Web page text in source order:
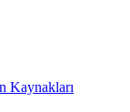
Kaynakları